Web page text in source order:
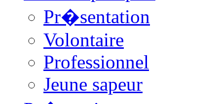
Pr�sentation
Volontaire
Professionnel
Jeune sapeur